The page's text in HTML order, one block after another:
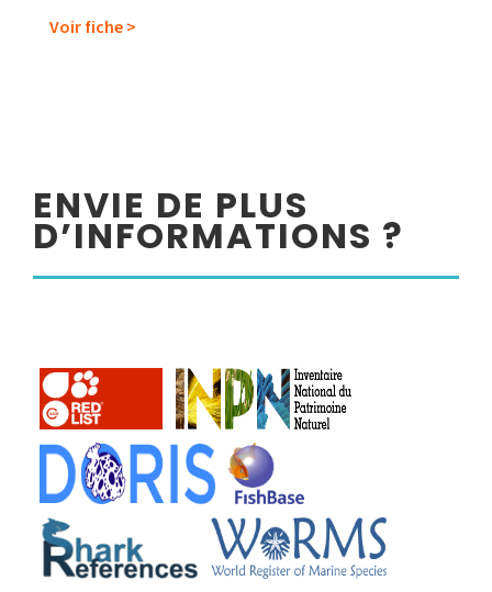
Voir fiche >
ENVIE DE PLUS
D’INFORMATIONS ?